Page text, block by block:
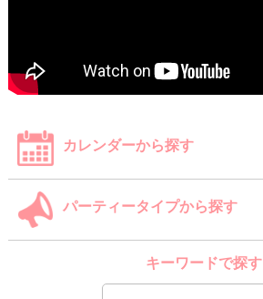
カレンダーから探す
パーティータイプから探す
キーワードで探す